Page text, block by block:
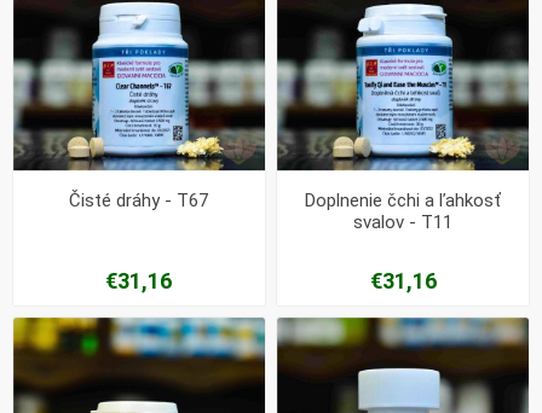
Čisté dráhy - T67
€31,16
Doplnenie čchi a ľahkosť
svalov - T11
€31,16